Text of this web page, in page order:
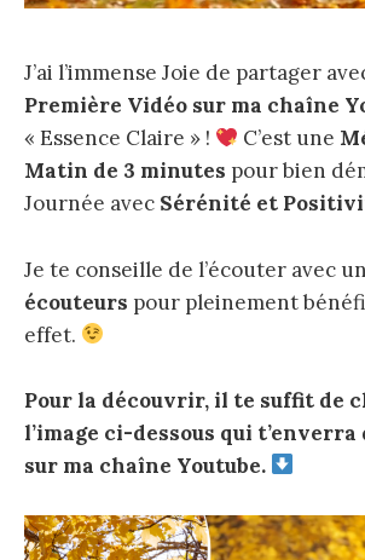
J’ai l’immense Joie de partager
Première Vidéo sur ma chaîne
« Essence Claire » !
C’est une
Matin de 3 minutes pour bien
Journée avec Sérénité et
Je te conseille de l’écouter avec un
écouteurs pour pleinement
effet.
Pour la découvrir, il te suffit de
l’image ci-dessous qui
sur ma chaîne Youtube.